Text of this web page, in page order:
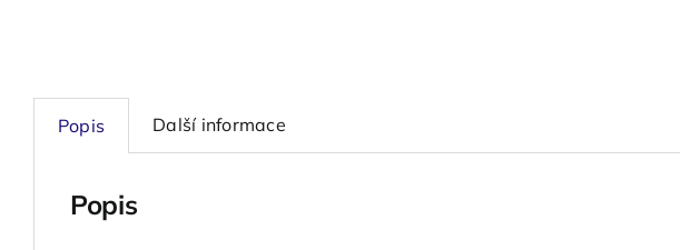
Popis Další informace
Popis